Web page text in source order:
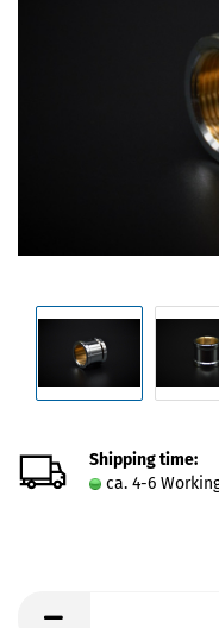
Shipping time:
ca. 4-6